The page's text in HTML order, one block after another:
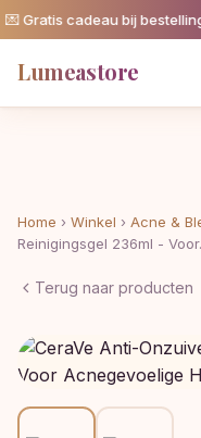
Gratis cadeau bij
Lumeastore
Home › Winkel › Acne &
Reinigingsgel 236ml -
Terug naar producten